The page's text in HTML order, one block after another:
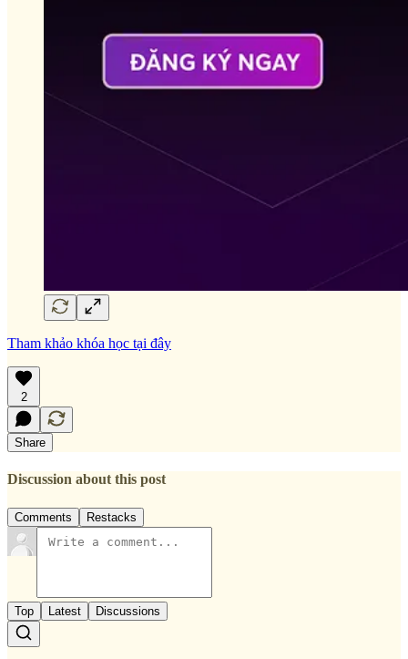
Tham khảo khóa học tại đây
2
Share
Discussion about this post
Comments Restacks
Top Latest Discussions